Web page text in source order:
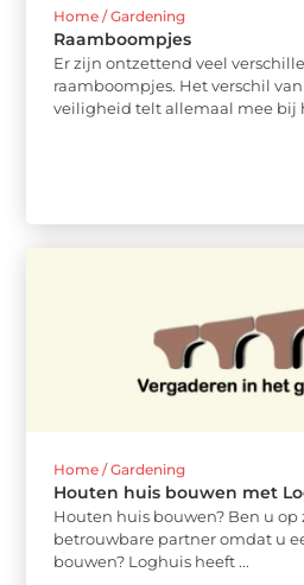
Home / Gardening
Raamboompjes
Er zijn ontzettend veel
raamboompjes. Het verschil
veiligheid telt allemaal mee bij
Home / Gardening
Houten huis bouwen met
Houten huis bouwen? Ben u op
betrouwbare partner omdat u
bouwen? Loghuis heeft ...